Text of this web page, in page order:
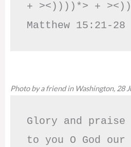
+ ><))))*> +
Matthew 15:21-28
Photo by a friend in Washington, 28
Glory and praise
to you O God